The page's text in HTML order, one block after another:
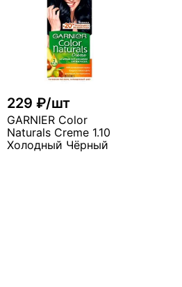
229 ₽/шт
GARNIER Color
Naturals Creme 1.10
Холодный Чёрный